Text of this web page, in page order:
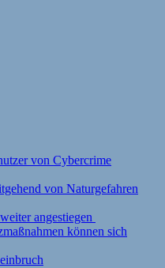
von Cybercrime
von Naturgefahren
angestiegen
können sich